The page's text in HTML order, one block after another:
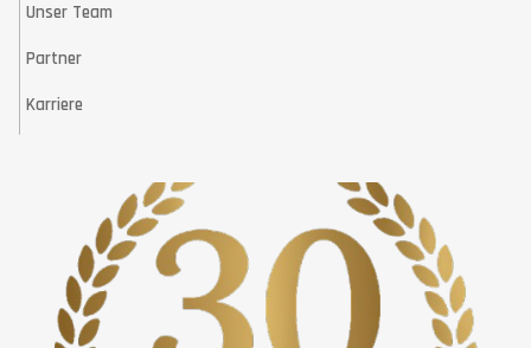
Unser Team
Partner
Karriere